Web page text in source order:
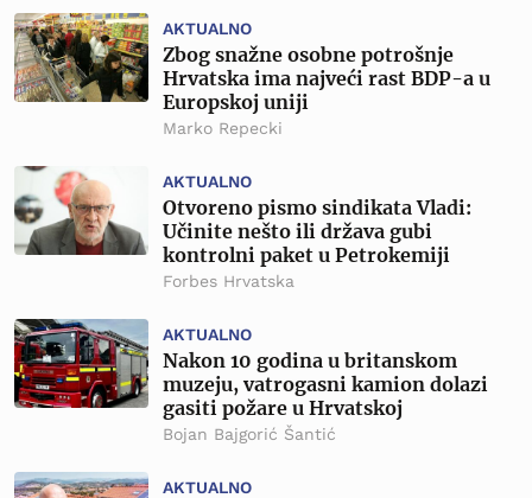
AKTUALNO
Zbog snažne osobne potrošnje
Hrvatska ima najveći rast BDP-a u
Europskoj uniji
Marko Repecki
AKTUALNO
Otvoreno pismo sindikata Vladi:
Učinite nešto ili država gubi
kontrolni paket u Petrokemiji
Forbes Hrvatska
AKTUALNO
Nakon 10 godina u britanskom
muzeju, vatrogasni kamion dolazi
gasiti požare u Hrvatskoj
Bojan Bajgorić Šantić
AKTUALNO